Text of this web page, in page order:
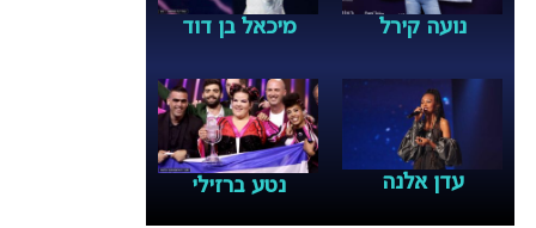
נועה קירל מיכאל בן דוד
עדן אלנה נטע ברזילי